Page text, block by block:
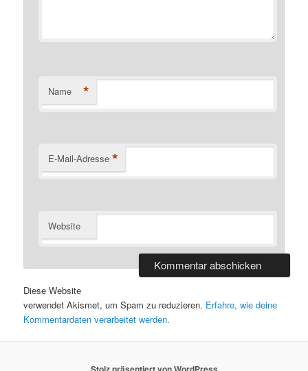
Name *
E-Mail-Adresse *
Website
Diese Website
verwendet Akismet, um Spam zu reduzieren. Erfahre, wie deine
Kommentardaten verarbeitet werden.